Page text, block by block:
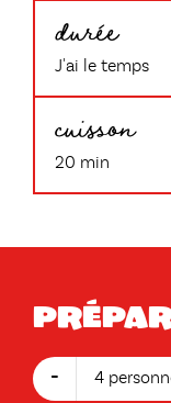
durée
J'ai le temps
cuisson
20 min
- 4